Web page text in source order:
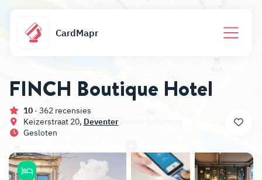
CardMapr
FINCH Boutique Hotel
10 · 362 recensies
Keizerstraat 20, Deventer
Gesloten